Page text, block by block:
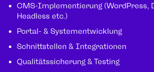
CMS-Implementierung (WordPress,
Headless etc.)
Portal- & Systementwicklung
Schnittstellen & Integrationen
Qualitätssicherung & Testing